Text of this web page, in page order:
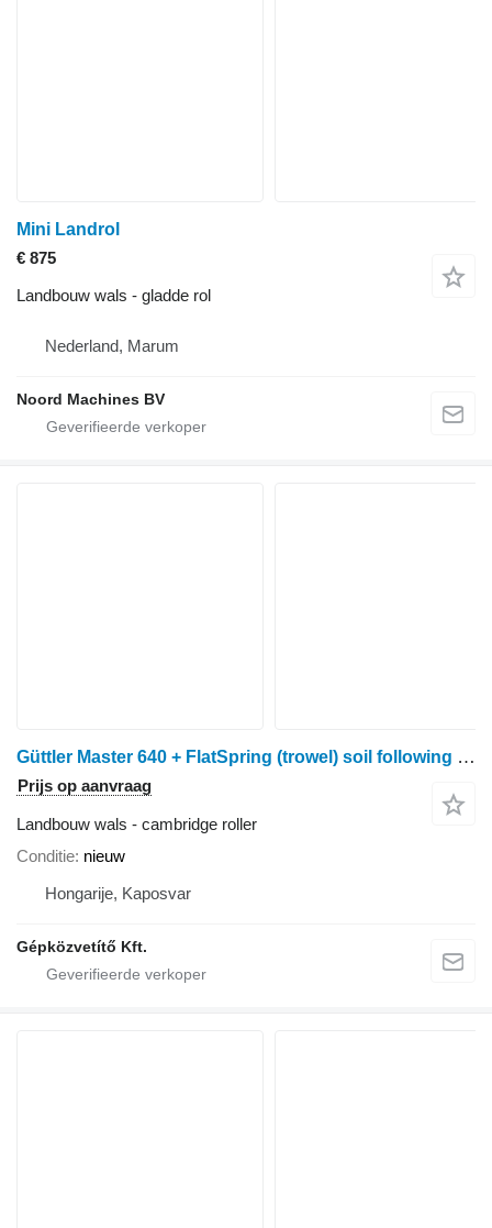
Mini Landrol
€ 875
Landbouw wals - gladde rol
Nederland, Marum
Noord Machines BV
Güttler Master 640 + FlatSpring (trowel) soil following roller
Prijs op aanvraag
Landbouw wals - cambridge roller
Conditie nieuw
Hongarije, Kaposvar
Gépközvetítő Kft.